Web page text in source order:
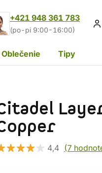
+421 948 361 783
(po-pi 9:00-16:00)
Oblečenie Tipy
4,4 (7